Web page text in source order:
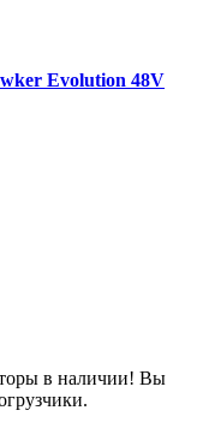
Evolution 48V
в наличии! Вы